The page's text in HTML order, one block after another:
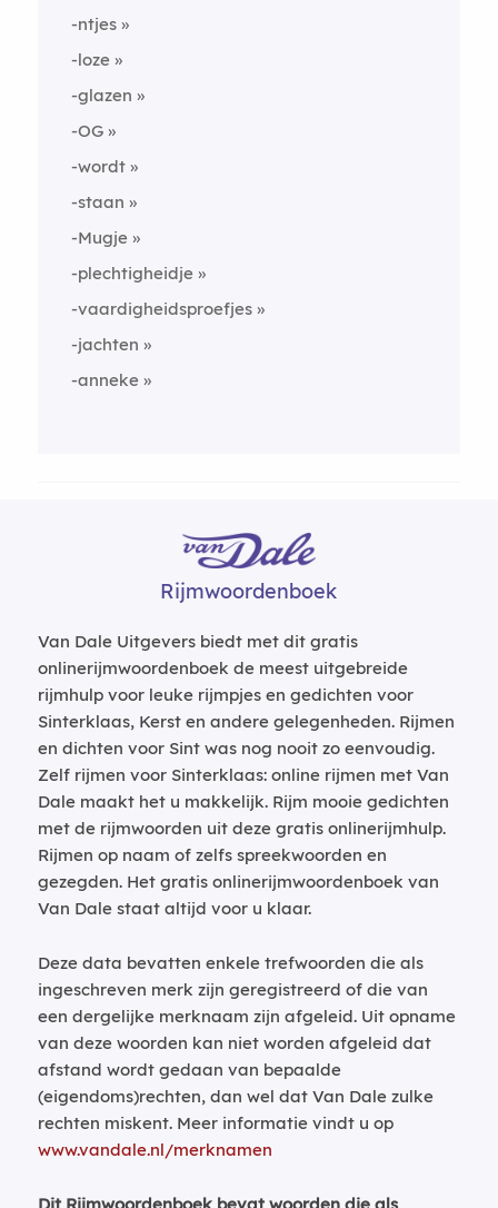
-ntjes
-loze
-glazen
-OG
-wordt
-staan
-Mugje
-plechtigheidje
-vaardigheidsproefjes
-jachten
-anneke
Rijmwoordenboek
Van Dale Uitgevers biedt met dit gratis
onlinerijmwoordenboek de meest uitgebreide
rijmhulp voor leuke rijmpjes en gedichten voor
Sinterklaas, Kerst en andere gelegenheden. Rijmen
en dichten voor Sint was nog nooit zo eenvoudig.
Zelf rijmen voor Sinterklaas: online rijmen met Van
Dale maakt het u makkelijk. Rijm mooie gedichten
met de rijmwoorden uit deze gratis onlinerijmhulp.
Rijmen op naam of zelfs spreekwoorden en
gezegden. Het gratis onlinerijmwoordenboek van
Van Dale staat altijd voor u klaar.
Deze data bevatten enkele trefwoorden die als
ingeschreven merk zijn geregistreerd of die van
een dergelijke merknaam zijn afgeleid. Uit opname
van deze woorden kan niet worden afgeleid dat
afstand wordt gedaan van bepaalde
(eigendoms)rechten, dan wel dat Van Dale zulke
rechten miskent. Meer informatie vindt u op
www.vandale.nl/merknamen
Dit Rijmwoordenboek bevat woorden die als